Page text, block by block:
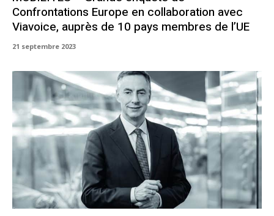
Confrontations Europe en collaboration avec
Viavoice, auprès de 10 pays membres de l’UE
21 septembre 2023